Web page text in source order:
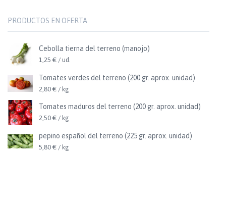
PRODUCTOS EN OFERTA
Cebolla tierna del terreno (manojo)
1,25 € / ud.
Tomates verdes del terreno (200 gr. aprox. unidad)
2,80 € / kg
Tomates maduros del terreno (200 gr. aprox. unidad)
2,50 € / kg
pepino español del terreno (225 gr. aprox. unidad)
5,80 € / kg